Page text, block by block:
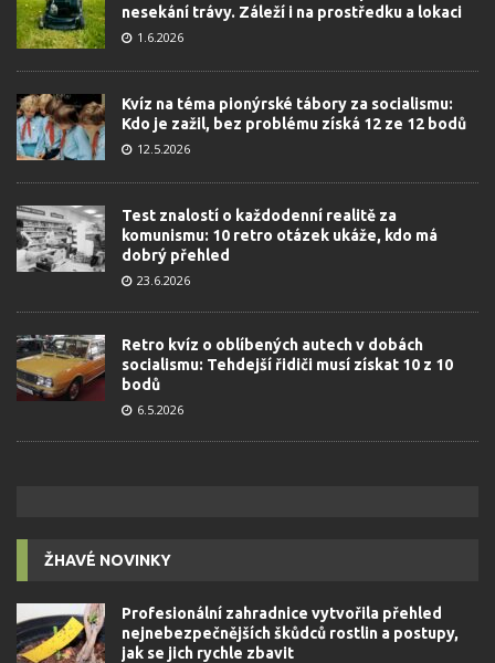
nesekání trávy. Záleží i na prostředku a lokaci
1.6.2026
Kvíz na téma pionýrské tábory za socialismu:
Kdo je zažil, bez problému získá 12 ze 12 bodů
12.5.2026
Test znalostí o každodenní realitě za
komunismu: 10 retro otázek ukáže, kdo má
dobrý přehled
23.6.2026
Retro kvíz o oblíbených autech v dobách
socialismu: Tehdejší řidiči musí získat 10 z 10
bodů
6.5.2026
ŽHAVÉ NOVINKY
Profesionální zahradnice vytvořila přehled
nejnebezpečnějších škůdců rostlin a postupy,
jak se jich rychle zbavit